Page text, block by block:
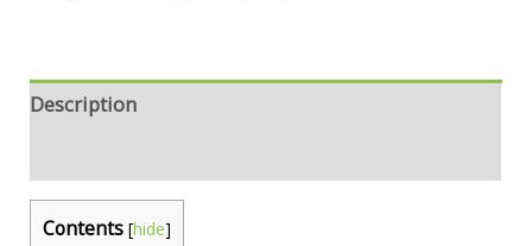
Description
Contents [hide]